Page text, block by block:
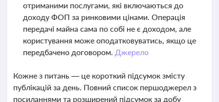
отриманими послугами, які включаються до
доходу ФОП за ринковими цінами. Операція
передачі майна сама по собі не є доходом, але
користування може оподатковуватись, якщо це
передбачено договором. Джерело
Кожне з питань — це короткий підсумок змісту
публікацій за день. Повний список першоджерел з
посиланнями та розширений підсумок за добу